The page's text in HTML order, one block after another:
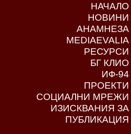
НАЧАЛО
НОВИНИ
АНАМНЕЗА
MEDIAEVALIA
РЕСУРСИ
БГ КЛИО
ИФ-94
ПРОЕКТИ
СОЦИАЛНИ МРЕЖИ
ИЗИСКВАНИЯ ЗА
ПУБЛИКАЦИЯ